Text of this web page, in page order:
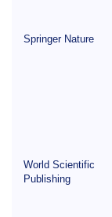
Springer Nature
World Scientific
Publishing